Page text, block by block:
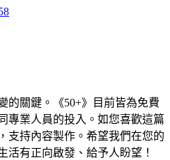
的關鍵。《50+》目前皆為免費
專業人員的投入。如您喜歡這篇
支持內容製作。希望我們在您的
活有正向啟發、給予人盼望！